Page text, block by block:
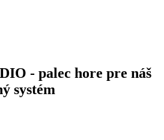
- palec hore pre náš
systém